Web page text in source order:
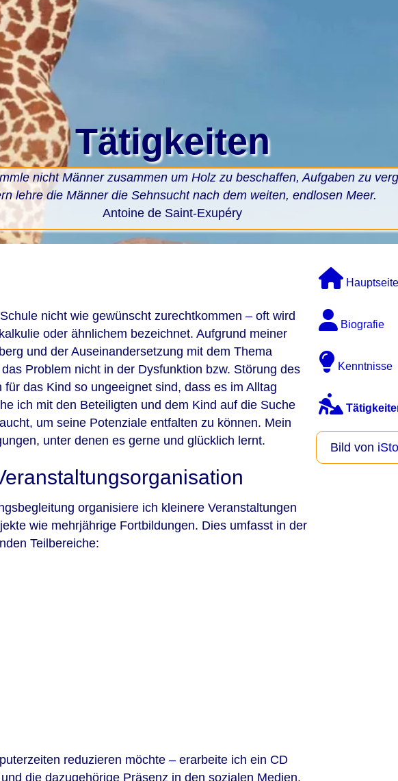
Tätigkeiten
nicht Männer zusammen um Holz zu beschaffen, Aufgaben zu
lehre die Männer die Sehnsucht nach dem weiten, endlosen Meer.
Antoine de Saint-Exupéry
nicht wie gewünscht zurechtkommen – oft wird
oder ähnlichem bezeichnet. Aufgrund meiner
und der Auseinandersetzung mit dem Thema
Problem nicht in der Dysfunktion bzw. Störung des
das Kind so ungeeignet sind, dass es im Alltag
ich mit den Beteiligten und dem Kind auf die Suche
um seine Potenziale entfalten zu können. Mein
unter denen es gerne und glücklich lernt.
organisiere ich kleinere Veranstaltungen
wie mehrjährige Fortbildungen. Dies umfasst in der
Teilbereiche:
reduzieren möchte – erarbeite ich ein CD
die dazugehörige Präsenz in den sozialen Medien.
Hauptseite
Biografie
Kenntnisse
Bild von